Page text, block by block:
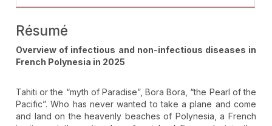
Résumé
Overview of infectious and non-infectious diseases in
French Polynesia in 2025
Tahiti or the “myth of Paradise”, Bora Bora, “the Pearl of the
Pacific”. Who has never wanted to take a plane and come
and land on the heavenly beaches of Polynesia, a French